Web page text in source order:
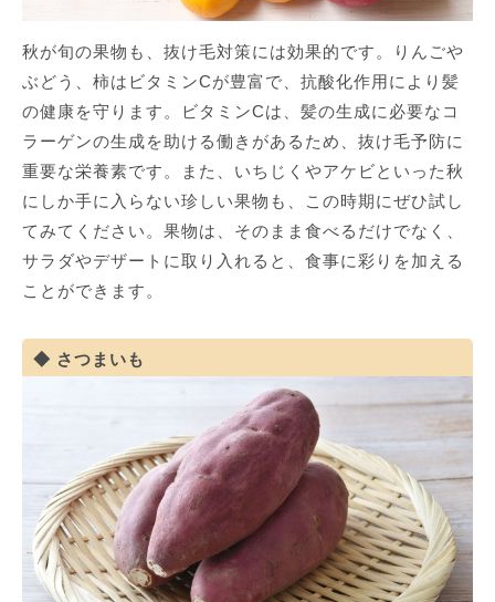
秋が旬の果物も、抜け毛対策には効果的です。りんごや
ぶどう、柿はビタミンCが豊富で、抗酸化作用により髪
の健康を守ります。ビタミンCは、髪の生成に必要なコ
ラーゲンの生成を助ける働きがあるため、抜け毛予防に
重要な栄養素です。また、いちじくやアケビといった秋
にしか手に入らない珍しい果物も、この時期にぜひ試し
てみてください。果物は、そのまま食べるだけでなく、
サラダやデザートに取り入れると、食事に彩りを加える
ことができます。
さつまいも